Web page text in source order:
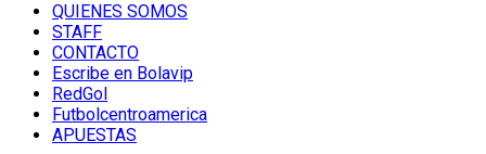
QUIENES SOMOS
STAFF
CONTACTO
Escribe en Bolavip
RedGol
Futbolcentroamerica
APUESTAS